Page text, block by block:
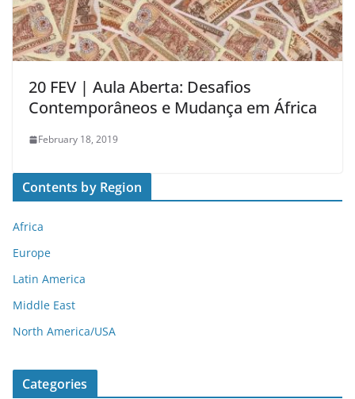
20 FEV | Aula Aberta: Desafios
Contemporâneos e Mudança em África
February 18, 2019
Contents by Region
Africa
Europe
Latin America
Middle East
North America/USA
Categories